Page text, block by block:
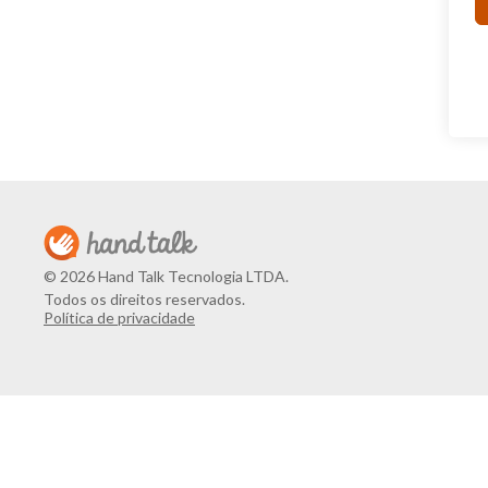
© 2026 Hand Talk Tecnologia LTDA.
Todos os direitos reservados.
Política de privacidade